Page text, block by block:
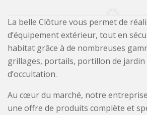
La belle Clôture vous permet de
d’équipement extérieur, tout en
habitat grâce à de nombreuses
grillages, portails, portillon de jardin
d’occultation.
Au cœur du marché, notre
une offre de produits complète et